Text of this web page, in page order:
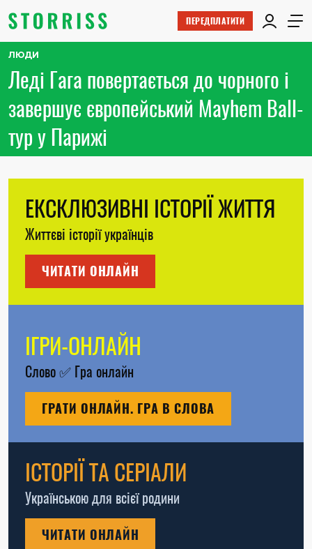
ПЕРЕДПЛАТИТИ
ЛЮДИ
Леді Гага повертається до чорного і
завершує європейський Mayhem Ball-
тур у Парижі
ЕКСКЛЮЗИВНІ ІСТОРІЇ ЖИТТЯ
Життєві історії українців
ЧИТАТИ ОНЛАЙН
ІГРИ-ОНЛАЙН
Слово✅ Гра онлайн
ГРАТИ ОНЛАЙН. ГРА В СЛОВА
ІСТОРІЇ ТА СЕРІАЛИ
Українською для всієї родини
ЧИТАТИ ОНЛАЙН